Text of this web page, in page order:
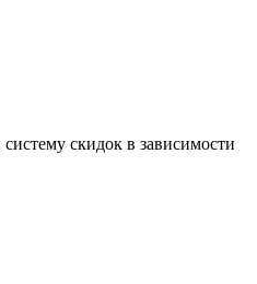
скидок в зависимости